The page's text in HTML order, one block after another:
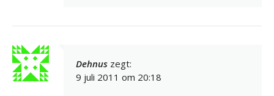
Dehnus zegt:
9 juli 2011 om 20:18